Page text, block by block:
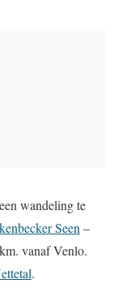
wandeling te
Seen –
vanaf Venlo.
.